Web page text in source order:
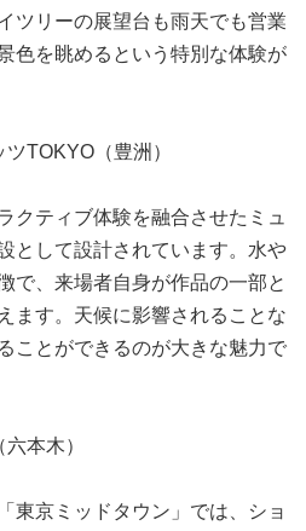
ツリーの展望台も雨天でも営業
色を眺めるという特別な体験が
TOKYO（豊洲）
クティブ体験を融合させたミュ
として設計されています。水や
で、来場者自身が作品の一部と
ます。天候に影響されることな
ことができるのが大きな魅力で
本木）
東京ミッドタウン」では、ショ